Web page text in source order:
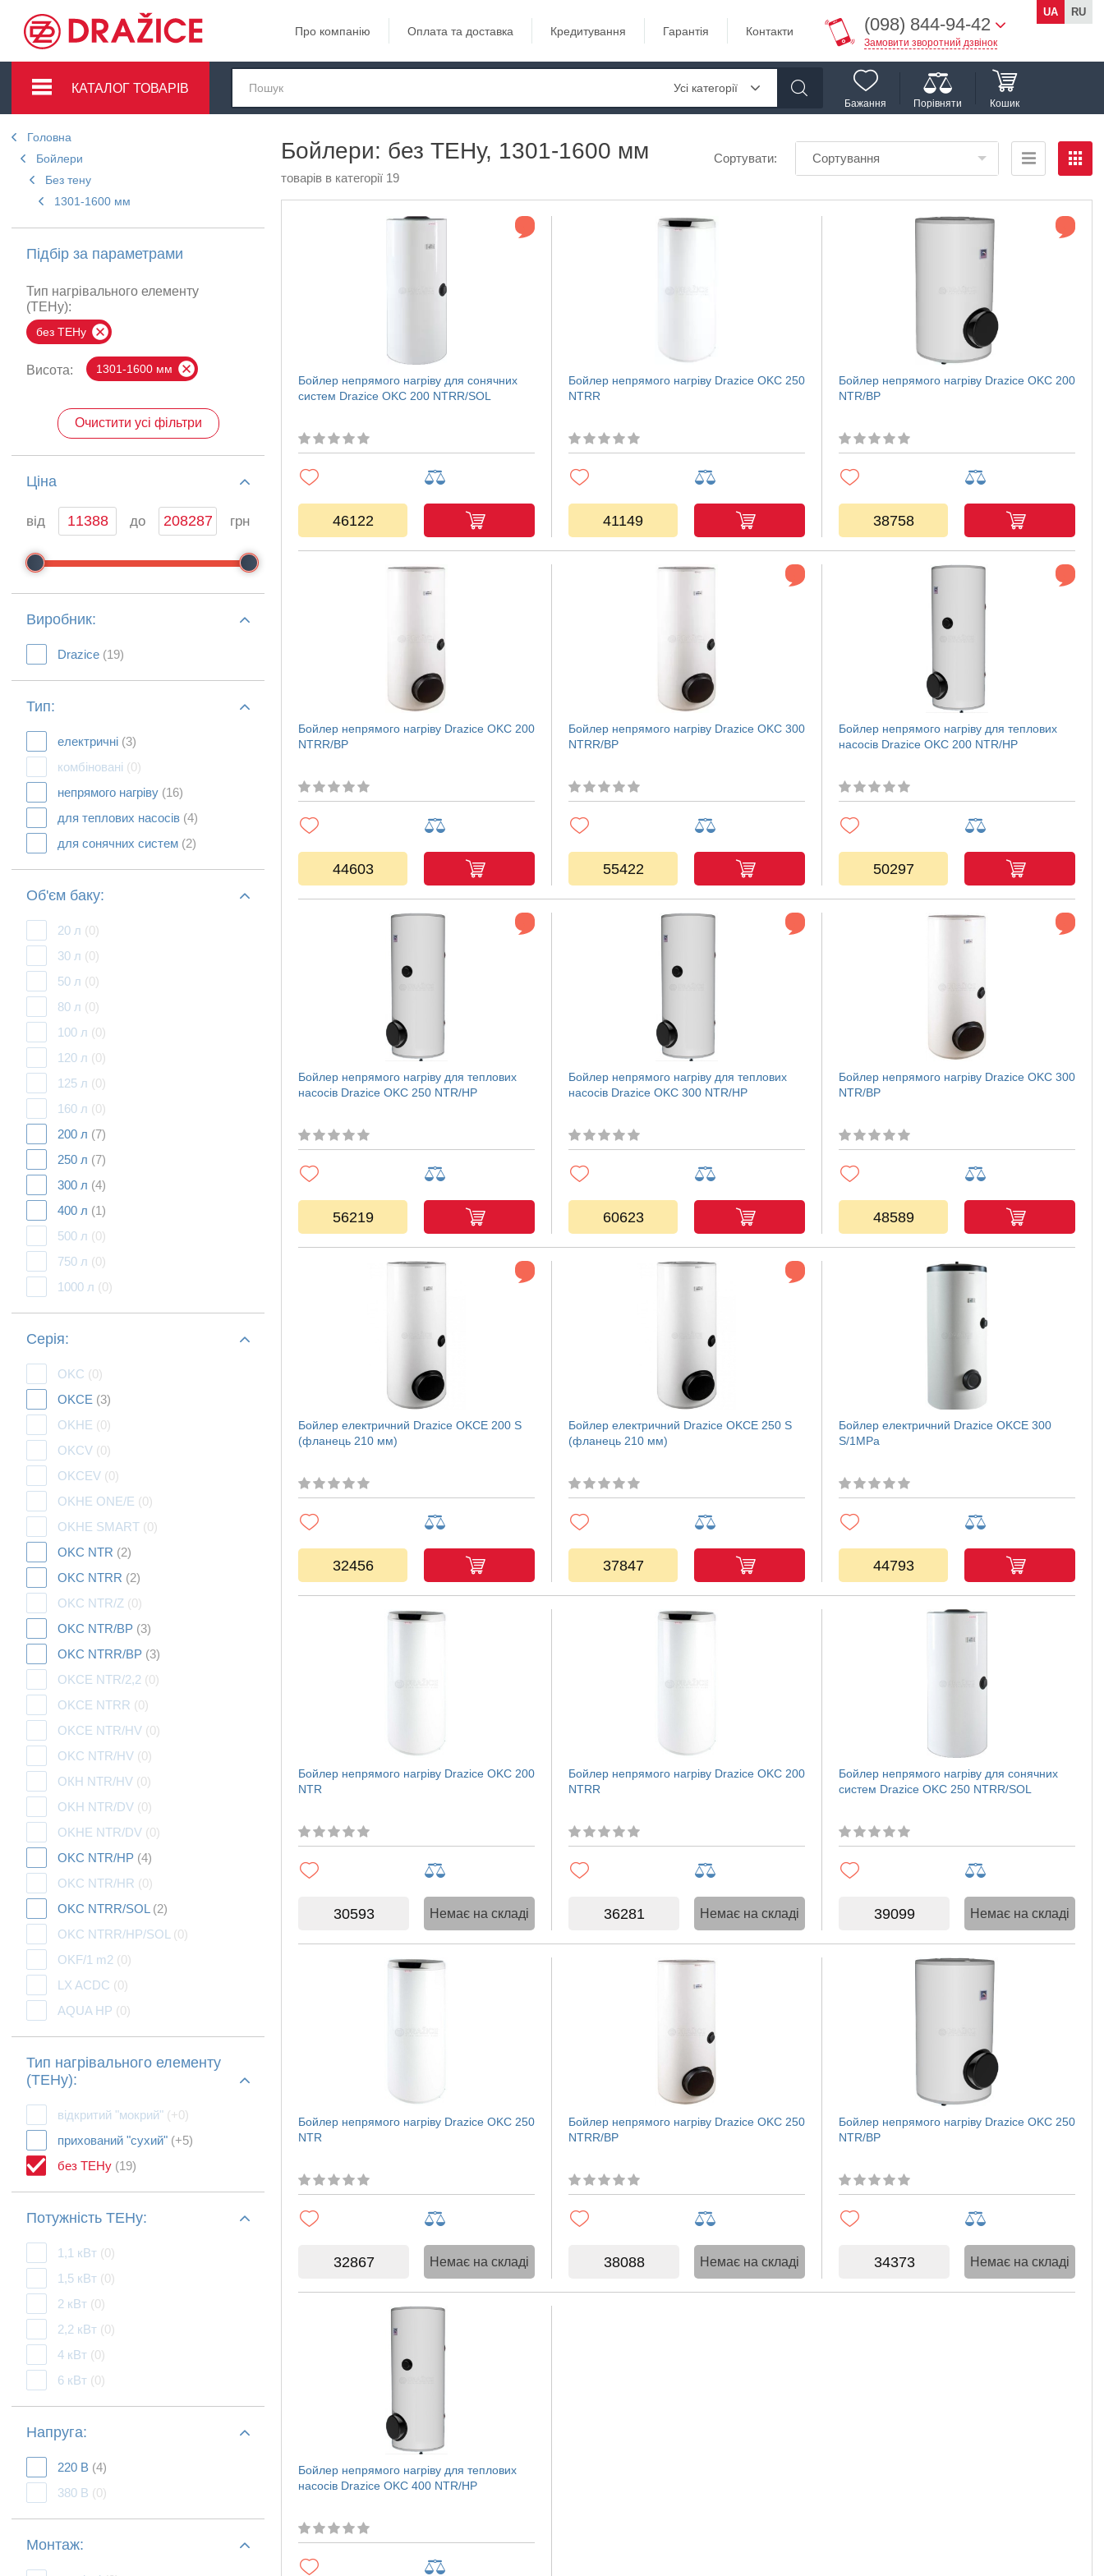
Про компанію Оплата та доставка Кредитування Гарантія Контакти (098) 844-94-42
Замовити зворотний дзвінок
UA RU
КАТАЛОГ ТОВАРІВ Усі категорії
Бажання Порівняти Кошик
Головна
Бойлери
Без тену
1301-1600 мм
Підбір за параметрами
Тип нагрівального елементу
(ТЕНу):
без ТЕНу
Висота: 1301-1600 мм
Очистити усі фільтри
Ціна
від до грн
Виробник:
Drazice (19)
Тип:
електричні (3)
комбіновані (0)
непрямого нагріву (16)
для теплових насосів (4)
для сонячних систем (2)
Об'єм баку:
20 л (0)
30 л (0)
50 л (0)
80 л (0)
100 л (0)
120 л (0)
125 л (0)
160 л (0)
200 л (7)
250 л (7)
300 л (4)
400 л (1)
500 л (0)
750 л (0)
1000 л (0)
Серія:
OKC (0)
OKCE (3)
OKHE (0)
OKCV (0)
OKCEV (0)
OKHE ONE/E (0)
OKHE SMART (0)
OKC NTR (2)
OKC NTRR (2)
OKC NTR/Z (0)
OKC NTR/BP (3)
OKC NTRR/BP (3)
OKCE NTR/2,2 (0)
OKCE NTRR (0)
OKCE NTR/HV (0)
OKC NTR/HV (0)
ОКН NTR/HV (0)
OKH NTR/DV (0)
OKHE NTR/DV (0)
OKC NTR/HP (4)
OKC NTR/HR (0)
OKC NTRR/SOL (2)
OKC NTRR/HP/SOL (0)
OKF/1 m2 (0)
LX ACDC (0)
AQUA HP (0)
Тип нагрівального елементу
(ТЕНу):
відкритий "мокрий" (+0)
прихований "сухий" (+5)
без ТЕНу (19)
Потужність ТЕНу:
1,1 кВт (0)
1,5 кВт (0)
2 кВт (0)
2,2 кВт (0)
4 кВт (0)
6 кВт (0)
Напруга:
220 В (4)
380 В (0)
Монтаж:
Бойлери: без ТЕНу, 1301-1600 мм
товарів в категорії 19
Сортувати: Сортування
Бойлер непрямого нагріву для сонячних
систем Drazice OKC 200 NTRR/SOL
46122
Бойлер непрямого нагріву Drazice OKC 250
NTRR
41149
Бойлер непрямого нагріву Drazice OKC 200
NTR/BP
38758
Бойлер непрямого нагріву Drazice OKC 200
NTRR/BP
44603
Бойлер непрямого нагріву Drazice OKC 300
NTRR/BP
55422
Бойлер непрямого нагріву для теплових
насосів Drazice OKC 200 NTR/HP
50297
Бойлер непрямого нагріву для теплових
насосів Drazice OKC 250 NTR/HP
56219
Бойлер непрямого нагріву для теплових
насосів Drazice OKC 300 NTR/HP
60623
Бойлер непрямого нагріву Drazice OKC 300
NTR/BP
48589
Бойлер електричний Drazice OKCE 200 S
(фланець 210 мм)
32456
Бойлер електричний Drazice OKCE 250 S
(фланець 210 мм)
37847
Бойлер електричний Drazice OKCE 300
S/1MPa
44793
Бойлер непрямого нагріву Drazice OKC 200
NTR
30593 Немає на складі
Бойлер непрямого нагріву Drazice OKC 200
NTRR
36281 Немає на складі
Бойлер непрямого нагріву для сонячних
систем Drazice OKC 250 NTRR/SOL
39099 Немає на складі
Бойлер непрямого нагріву Drazice OKC 250
NTR
32867 Немає на складі
Бойлер непрямого нагріву Drazice OKC 250
NTRR/BP
38088 Немає на складі
Бойлер непрямого нагріву Drazice OKC 250
NTR/BP
34373 Немає на складі
Бойлер непрямого нагріву для теплових
насосів Drazice OKC 400 NTR/HP